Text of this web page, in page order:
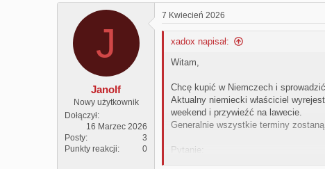
J
Janolf
Nowy użytkownik
Dołączył
16 Marzec 2026
Posty
3
Punkty reakcji
0
7 Kwiecień 2026
xadox napisał:
Witam,
Chcę kupić w Niemczech i
Aktualny niemiecki właściciel
weekend i przywieźć na lawecie.
Generalnie wszystkie terminy
Pytanie:
Czy któraś z instytucji może mieć